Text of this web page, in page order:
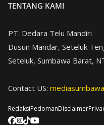
TENTANG KAMI
PT. Dedara Telu Mandiri
Dusun Mandar, Seteluk
Seteluk, Sumbawa Barat,
Contact US:
RedaksiPedomanDisclaimer